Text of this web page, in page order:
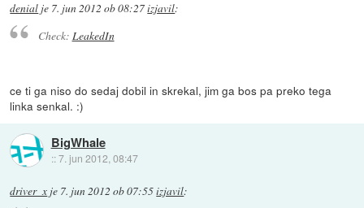
denial je 7. jun 2012 ob 08:27izjavil:
Check: LeakedIn
ce ti ga niso do sedaj dobil in skrekal, jim ga bos pa preko tega
linka senkal. :)
BigWhale
::7. jun 2012, 08:47
driver_x je 7. jun 2012 ob 07:55izjavil: